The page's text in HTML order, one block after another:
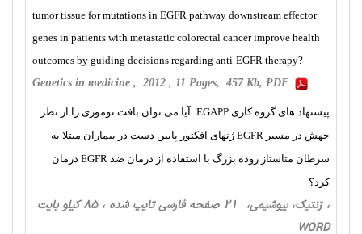
tumor tissue for mutations in EGFR pathway downstream effector
genes in patients with metastatic colorectal cancer improve health
outcomes by guiding decisions regarding anti-EGFR therapy?
Genetics in medicine , 2012 , 11 Pages, 457 Kb, PDF
پیشنهاد های گروه کاری EGAPP: آیا می توان بافت توموری را از نظر
جهش در مسیر EGFR ژنهای افکتور پایین دست در بیماران مبتلا به
سرطان متاستاز روده بزرگ با استفاده از درمان ضد EGFR درمان
کرد؟
، ژنتیک، بیوشیمی، 21 صفحه فارسی تایپ شده ، 85 کیلو بایت
WORD